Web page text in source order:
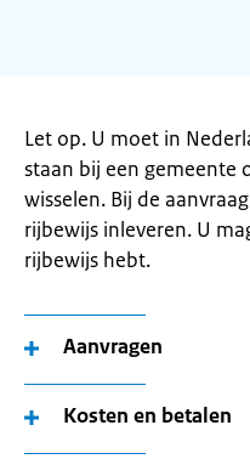
Let op. U moet in
staan bij een gemeente
wisselen. Bij de
rijbewijs inleveren. U
rijbewijs hebt.
Aanvragen
Kosten en betalen